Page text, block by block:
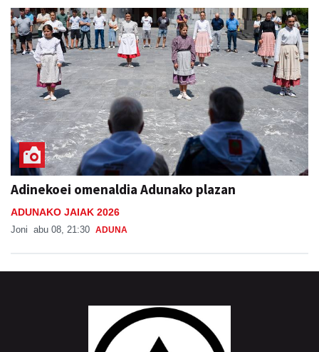
Adinekoei omenaldia Adunako plazan
ADUNAKO JAIAK 2026
Joni abu 08, 21:30 ADUNA